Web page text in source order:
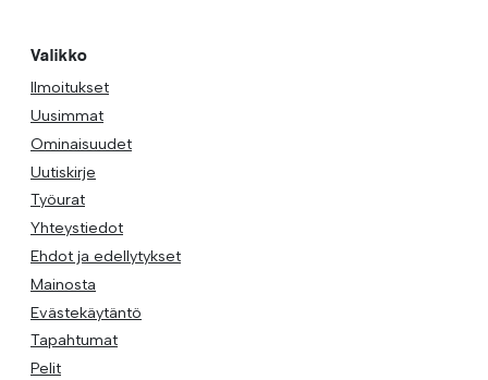
Valikko
Ilmoitukset
Uusimmat
Ominaisuudet
Uutiskirje
Työurat
Yhteystiedot
Ehdot ja edellytykset
Mainosta
Evästekäytäntö
Tapahtumat
Pelit